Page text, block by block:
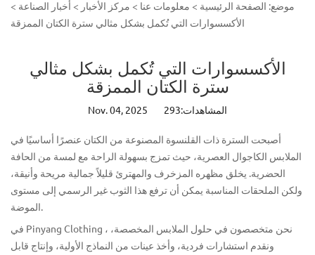
موضع: الصفحة الرئيسية > معلومات عنا > مركز الأخبار > أخبار الصناعة >
الأكسسوارات التي تُكمل بشكل مثالي سترة الكتان الممزقة
الأكسسوارات التي تُكمل بشكل مثالي
سترة الكتان الممزقة
Nov. 04, 2025 المشاهدات:293
أصبحت السترة ذات القلنسوة المصنوعة من الكتان عنصرًا أساسيًا في
الملابس الكاجوال العصرية، حيث تمزج بسهولة الراحة مع لمسة من الحافة
الحضرية. يخلق مظهره المزخرف والمهترئ قليلاً جمالية مريحة وأنيقة،
ولكن الملحقات المناسبة يمكن أن ترفع هذا الثوب غير الرسمي إلى مستوى
الموضة.
Pinyang Clothing ، نحن متخصصون في حلول الملابس المخصصة،
ونقدم استشارات فردية، وأخذ عينات من النماذج الأولية، وإنتاج قابل